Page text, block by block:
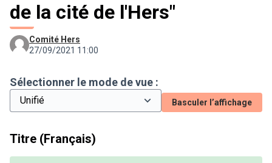
de la cité de l'Hers"
Comité Hers
27/09/2021 11:00
Sélectionner le mode de vue :
Basculer l’affichage
Titre (Français)